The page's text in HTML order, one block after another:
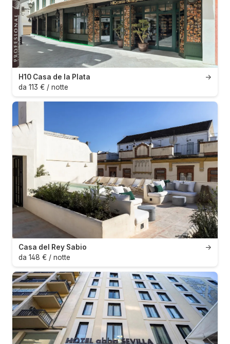
→
H10 Casa de la Plata
da 113 € / notte
→
Casa del Rey Sabio
da 148 € / notte